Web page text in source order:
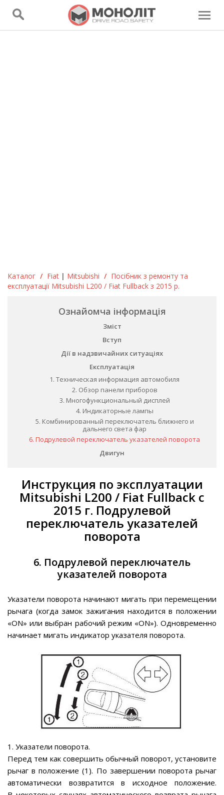
Каталог / Fiat | Mitsubishi / Посібник з ремонту та
експлуатації Mitsubishi L200 / Fiat Fullback з 2015 р.
Ознайомча інформація
Зміст
Вступ
Дії в надзвичайних ситуаціях
Експлуатація
1. Техническая информация автомобиля
2. Обзор панели приборов
3. Многофункциональный дисплей
4. Индикаторные лампы
5. Комбинированный переключатель ближнего и
дальнего света фар
6. Подрулевой переключатель указателей поворота
Двигун
Инструкция по эксплуатации
Mitsubishi L200 / Fiat Fullback с
2015 г. Подрулевой
переключатель указателей
поворота
6. Подрулевой переключатель
указателей поворота
Указатели поворота начинают мигать при перемещении
рычага (когда замок зажигания находится в положении
«ON» или выбран рабочий режим «ON»). Одновременно
начинает мигать индикатор указателя поворота.
1. Указатели поворота.
Перед тем как совершить обычный поворот, установите
рычаг в положение (1). По завершении поворота рычаг
автоматически возвратится в исходное положение.